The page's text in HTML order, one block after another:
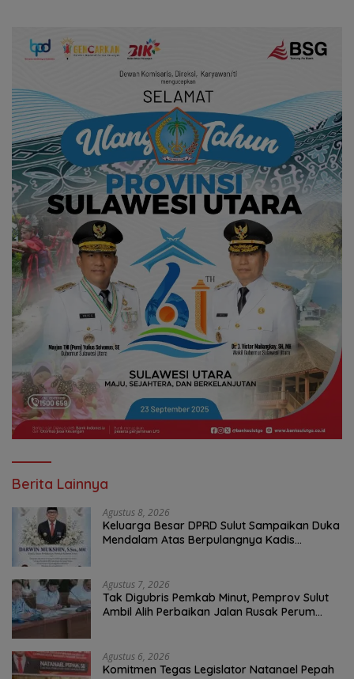
Berita Lainnya
Agustus 8, 2026
Keluarga Besar DPRD Sulut Sampaikan Duka
Mendalam Atas Berpulangnya Kadis
Agustus 7, 2026
Tak Digubris Pemkab Minut, Pemprov Sulut
Ambil Alih Perbaikan Jalan Rusak Perum
Agustus 6, 2026
Komitmen Tegas Legislator Natanael Pepah